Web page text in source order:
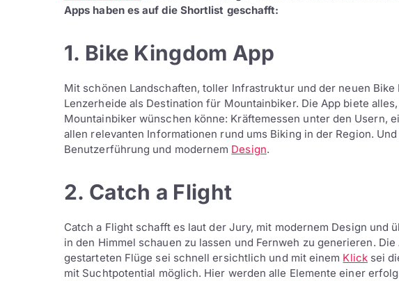
Apps haben es auf die Shortlist geschafft:
1. Bike Kingdom App
Mit schönen Landschaften, toller Infrastruktur und der neuen Bike
Lenzerheide als Destination für Mountainbiker. Die App biete
Mountainbiker wünschen könne: Kräftemessen unter den Usern,
allen relevanten Informationen rund ums Biking in der Region.
Benutzerführung und modernem Design.
2. Catch a Flight
Catch a Flight schafft es laut der Jury, mit modernem Design und
in den Himmel schauen zu lassen und Fernweh zu generieren.
gestarteten Flüge sei schnell ersichtlich und mit einem Klicksei
mit Suchtpotential möglich. Hier werden alle Elemente einer